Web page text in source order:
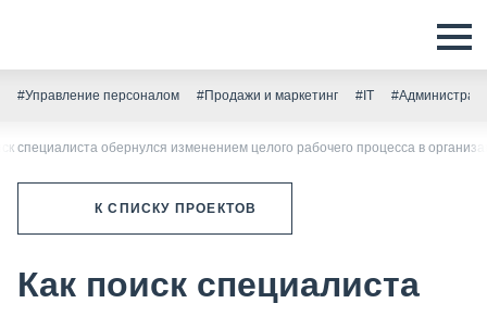
#Управление персоналом #Продажи и маркетинг #IT
специалиста обернулся изменением целого рабочего процесса в
К СПИСКУ ПРОЕКТОВ
Как поиск специалиста